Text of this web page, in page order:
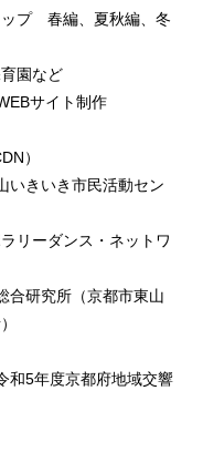
ップ 春編、夏秋編、冬
園など
サイト制作
）
きいき市民活動セン
リーダンス・ネットワ
合研究所（京都市東山
5年度京都府地域交響